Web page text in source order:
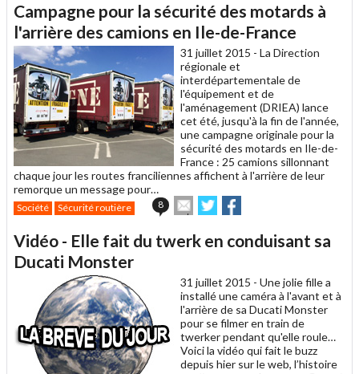
à
un
ami
Campagne pour la sécurité des motards à
l'arrière des camions en Ile-de-France
31 juillet 2015 - La Direction
régionale et
interdépartementale de
l'équipement et de
l'aménagement (DRIEA) lance
cet été, jusqu'à la fin de l'année,
une campagne originale pour la
sécurité des motards en Ile-de-
France : 25 camions sillonnant
chaque jour les routes franciliennes affichent à l'arrière de leur
remorque un message pour…
Société Sécurité routière 8
Envoyer
cet
à
Partager
sur sur
Vidéo - Elle fait du twerk en conduisant sa
Ducati Monster
31 juillet 2015 - Une jolie fille a
installé une caméra à l'avant et à
l'arrière de sa Ducati Monster
pour se filmer en train de
twerker pendant qu'elle roule…
Voici la vidéo qui fait le buzz
depuis hier sur le web, l’histoire